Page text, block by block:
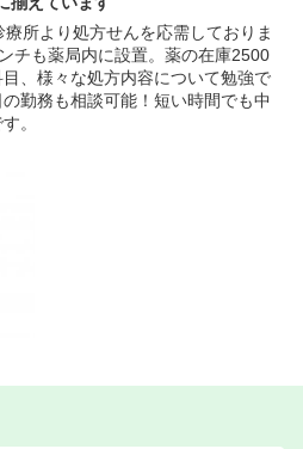
所より処方せんを応需しておりま
チも薬局内に設置。薬の在庫2500
、様々な処方内容について勉強で
勤務も相談可能！短い時間でも中
。